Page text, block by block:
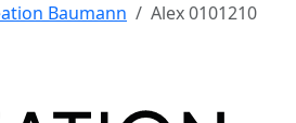
Baumann Alex 0101210